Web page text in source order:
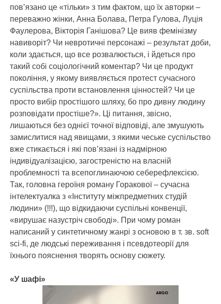
пов’язано це «тільки» з тим фактом, що їх авторки –
переважно жінки, Анна Болава, Петра Гулова, Луція
Фаулерова, Вікторія Ганішова? Це вияв фемінізму
навиворіт? Чи невротичні персонажі – результат доби,
коли здається, що все розвалюється, і йдеться про
такий собі соціологічний коментар? Чи це продукт
покоління, у якому виявляється протест сучасного
суспільства проти встановлення цінностей? Чи це
просто вибір простішого шляху, бо про дивну людину
розповідати простіше?». Ці питання, звісно,
лишаються без однієї точної відповіді, але змушують
замислитися над явищами, з якими чеське суспільство
вже стикається і які пов’язані із надмірною
індивідуалізацією, загостреністю на власній
проблемності та всепоглинаючою себерефлексією.
Так, головна героїня роману Горакової – сучасна
інтелектуалка з «Інституту міжпредметних студій
людини» (!!!), що відкидаючи суспільні конвенції,
«вирушає назустріч свободі». При чому роман
написаний у синтетичному жанрі з основою в т. зв. soft
sci-fi, де людські переживання і псевдотеорії для
їхнього пояснення творять основу сюжету.
«У шафі»